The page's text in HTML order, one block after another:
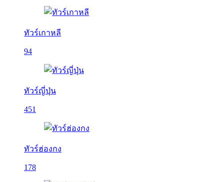
ทัวร์เกาหลี
94
ทัวร์ญี่ปุ่น
451
ทัวร์ฮ่องกง
178